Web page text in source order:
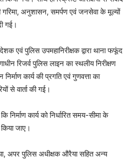
गरिमा, अनुशासन, समर्पण एवं जनसेवा के मूल्यों
गई।
एवं पुलिस उपमहानिरीक्षक द्वारा थाना फफूंद
रिजर्व पुलिस लाइन का स्थलीय निरीक्षण
निर्माण कार्य की प्रगति एवं गुणवत्ता का
से वार्ता की गई।
निर्माण कार्य को निर्धारित समय-सीमा के
जाए।
अपर पुलिस अधीक्षक औरैया सहित अन्य